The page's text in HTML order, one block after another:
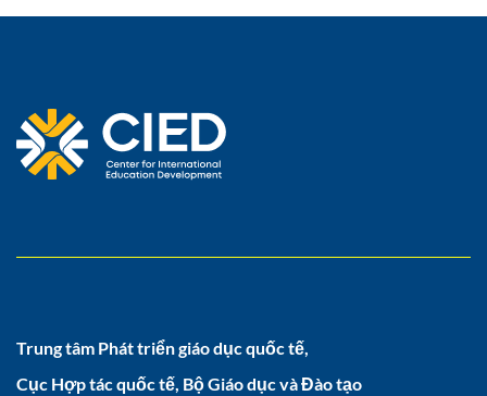
Trung tâm Phát triển giáo dục quốc tế,
Cục Hợp tác quốc tế, Bộ Giáo dục và Đào tạo